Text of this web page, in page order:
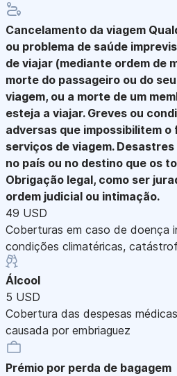
Cancelamento da viagem
ou problema de saúde
de viajar (mediante ordem de
morte do passageiro ou do
viagem, ou a morte de um
esteja a viajar. Greves ou
adversas que impossibilitem
serviços de viagem.
no país ou no destino que os
Obrigação legal, como ser
ordem judicial ou intimação.
49 USD
Coberturas em caso de doença
condições climatéricas,
Álcool
5 USD
Cobertura das despesas
causada por embriaguez
Prémio por perda de bagagem